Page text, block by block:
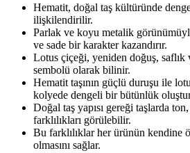
Hematit, doğal taş kültüründe
ilişkilendirilir.
Parlak ve koyu metalik
ve sade bir karakter kazandırır.
Lotus çiçeği, yeniden doğuş, saflık
sembolü olarak bilinir.
Hematit taşının güçlü duruşu ile
kolyede dengeli bir bütünlük
Doğal taş yapısı gereği taşlarda
farklılıkları görülebilir.
Bu farklılıklar her ürünün kendine
olmasını sağlar.